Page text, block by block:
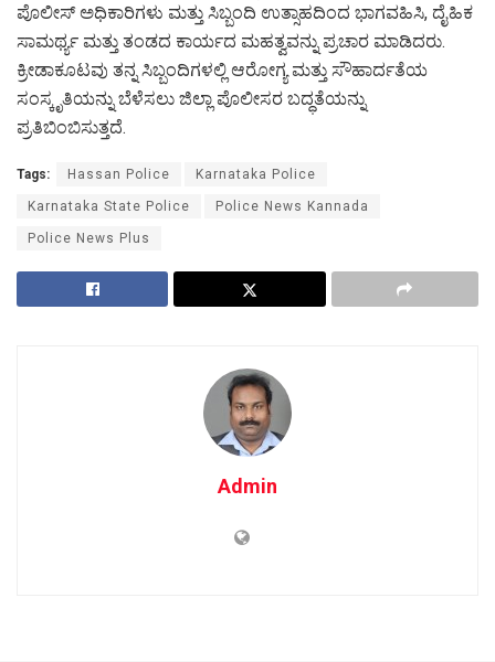
ಪೊಲೀಸ್ ಅಧಿಕಾರಿಗಳು ಮತ್ತು ಸಿಬ್ಬಂದಿ ಉತ್ಸಾಹದಿಂದ ಭಾಗವಹಿಸಿ, ದೈಹಿಕ
ಸಾಮರ್ಥ್ಯ ಮತ್ತು ತಂಡದ ಕಾರ್ಯದ ಮಹತ್ವವನ್ನು ಪ್ರಚಾರ ಮಾಡಿದರು.
ಕ್ರೀಡಾಕೂಟವು ತನ್ನ ಸಿಬ್ಬಂದಿಗಳಲ್ಲಿ ಆರೋಗ್ಯ ಮತ್ತು ಸೌಹಾರ್ದತೆಯ
ಸಂಸ್ಕೃತಿಯನ್ನು ಬೆಳೆಸಲು ಜಿಲ್ಲಾ ಪೊಲೀಸರ ಬದ್ಧತೆಯನ್ನು
ಪ್ರತಿಬಿಂಬಿಸುತ್ತದೆ.
Tags: Hassan Police Karnataka Police
Karnataka State Police Police News Kannada
Police News Plus
Admin